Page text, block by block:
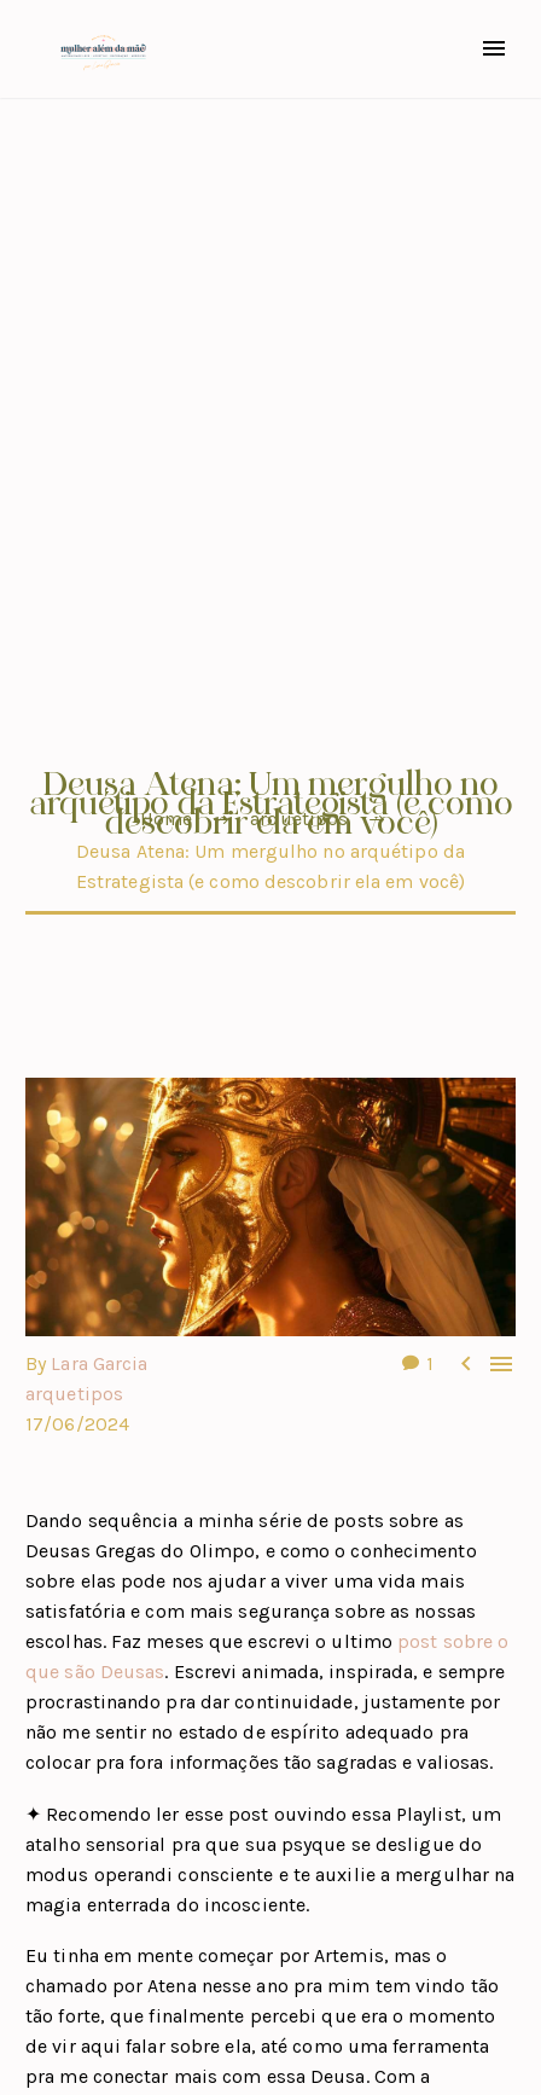
Deusa Atena: Um mergulho no
arquétipo da Estrategista (e como
descobrir ela em você)
Home
arquetipos
Deusa Atena: Um mergulho no arquétipo da
Estrategista (e como descobrir ela em você)
1  
By Lara Garcia
arquetipos
17/06/2024
Dando sequência a minha série de posts sobre as
Deusas Gregas do Olimpo, e como o conhecimento
sobre elas pode nos ajudar a viver uma vida mais
satisfatória e com mais segurança sobre as nossas
escolhas. Faz meses que escrevi o ultimo post sobre o
que são Deusas. Escrevi animada, inspirada, e sempre
procrastinando pra dar continuidade, justamente por
não me sentir no estado de espírito adequado pra
colocar pra fora informações tão sagradas e valiosas.
✦ Recomendo ler esse post ouvindo essa Playlist, um
atalho sensorial pra que sua psyque se desligue do
modus operandi consciente e te auxilie a mergulhar na
magia enterrada do incosciente.
Eu tinha em mente começar por Artemis, mas o
chamado por Atena nesse ano pra mim tem vindo tão
tão forte, que finalmente percebi que era o momento
de vir aqui falar sobre ela, até como uma ferramenta
pra me conectar mais com essa Deusa. Com a